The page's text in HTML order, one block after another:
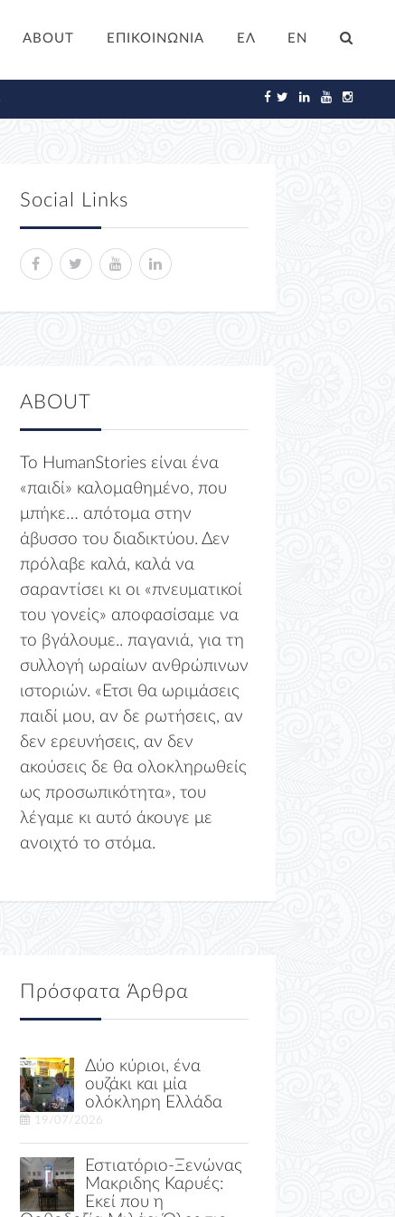
ABOUT ΕΠΙΚΟΙΝΩΝΙΑ ΕΛ EN
Social Links
ABOUT
Το HumanStories είναι ένα
«παιδί» καλομαθημένο, που
μπήκε… απότομα στην
άβυσσο του διαδικτύου. Δεν
πρόλαβε καλά, καλά να
σαραντίσει κι οι «πνευματικοί
του γονείς» αποφασίσαμε να
το βγάλουμε.. παγανιά, για τη
συλλογή ωραίων ανθρώπινων
ιστοριών. «Ετσι θα ωριμάσεις
παιδί μου, αν δε ρωτήσεις, αν
δεν ερευνήσεις, αν δεν
ακούσεις δε θα ολοκληρωθείς
ως προσωπικότητα», του
λέγαμε κι αυτό άκουγε με
ανοιχτό το στόμα.
Πρόσφατα Άρθρα
Δύο κύριοι, ένα
ουζάκι και μία
ολόκληρη Ελλάδα
19/07/2026
Εστιατόριο-Ξενώνας
Μακριδης Καρυές:
Εκεί που η